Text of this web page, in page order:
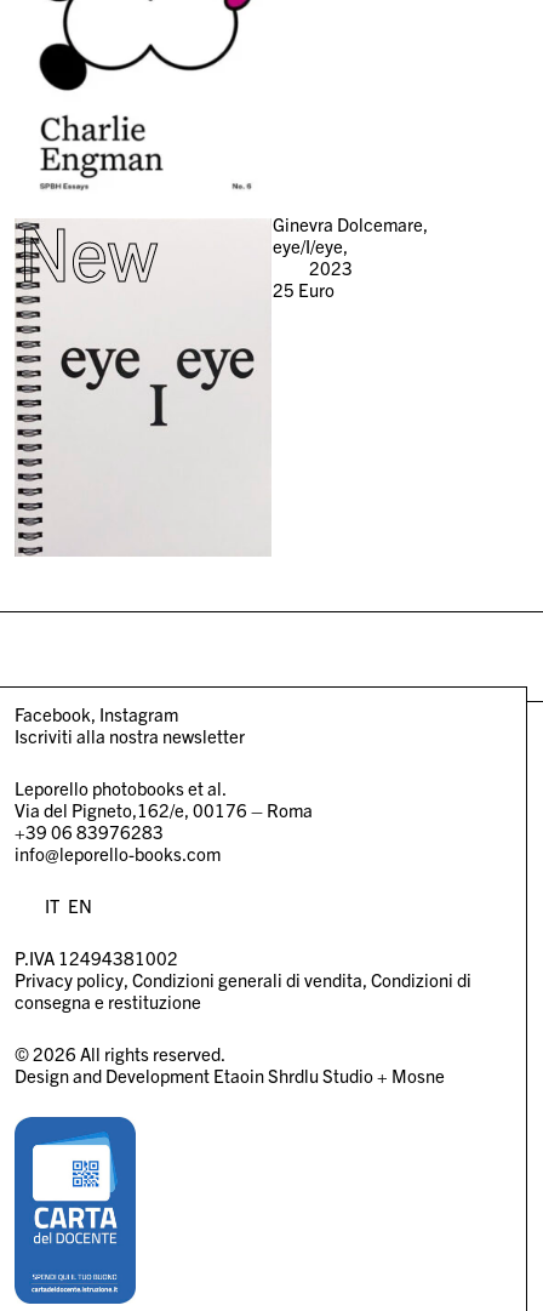
New
Ginevra Dolcemare,
eye/I/eye,
2023
25 Euro
Facebook Instagram
Iscriviti alla nostra newsletter
Leporello photobooks et al.
Via del Pigneto,162/e, 00176 – Roma
+39 06 83976283
info@leporello-books.com
IT EN
P.IVA 12494381002
Privacy policy Condizioni generali di vendita Condizioni di
consegna e restituzione
© 2026 All rights reserved.
Design and Development Etaoin Shrdlu Studio+ Mosne